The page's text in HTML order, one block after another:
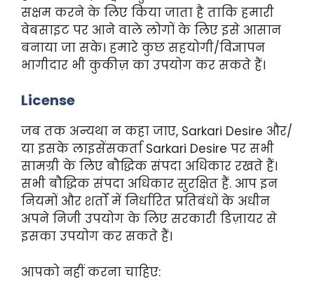
सक्षम करने के लिए किया जाता है ताकि हमारी
वेबसाइट पर आने वाले लोगों के लिए इसे आसान
बनाया जा सके। हमारे कुछ सहयोगी/विज्ञापन
भागीदार भी कुकीज़ का उपयोग कर सकते हैं।
License
जब तक अन्यथा न कहा जाए, Sarkari Desire और/
या इसके लाइसेंसकर्ता Sarkari Desire पर सभी
सामग्री के लिए बौद्धिक संपदा अधिकार रखते हैं।
सभी बौद्धिक संपदा अधिकार सुरक्षित हैं. आप इन
नियमों और शर्तों में निर्धारित प्रतिबंधों के अधीन
अपने निजी उपयोग के लिए सरकारी डिज़ायर से
इसका उपयोग कर सकते हैं।
आपको नहीं करना चाहिए: